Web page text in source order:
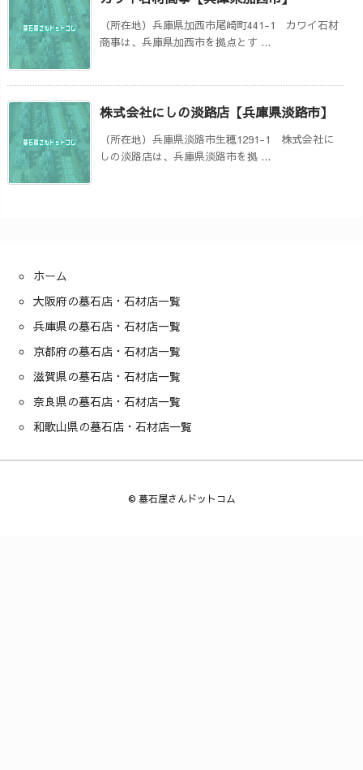
（所在地）兵庫県加西市尾崎町441-1 カワイ石材
商事は、兵庫県加西市を拠点とす ...
株式会社にしの淡路店【兵庫県淡路市】
（所在地）兵庫県淡路市生穂1291-1 株式会社に
しの淡路店は、兵庫県淡路市を拠 ...
ホーム
大阪府の墓石店・石材店一覧
兵庫県の墓石店・石材店一覧
京都府の墓石店・石材店一覧
滋賀県の墓石店・石材店一覧
奈良県の墓石店・石材店一覧
和歌山県の墓石店・石材店一覧
© 墓石屋さんドットコム